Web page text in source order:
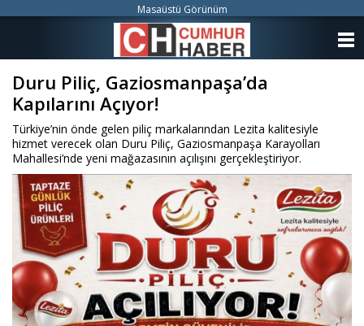
Duru Piliç, Gaziosmanpaşa’da
Kapılarını Açıyor!
Türkiye’nin önde gelen piliç markalarından Lezita kalitesiyle
hizmet verecek olan Duru Piliç, Gaziosmanpaşa Karayolları
Mahallesi’nde yeni mağazasının açılışını gerçekleştiriyor.
Masaüstü Görünüm
KATEGORİLER
ANKETLER
FOTO GALERİ
VİDEO GALERİ
KÜNYE
İLETİŞİM